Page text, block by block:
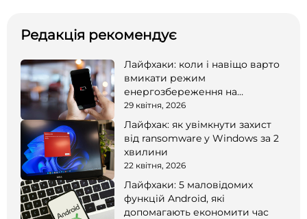
Редакція рекомендує
Лайфхаки: коли і навіщо варто
вмикати режим
енергозбереження на
смартфоні
29 квітня, 2026
Лайфхак: як увімкнути захист
від ransomware у Windows за 2
хвилини
22 квітня, 2026
Лайфхаки: 5 маловідомих
функцій Android, які
допомагають економити час